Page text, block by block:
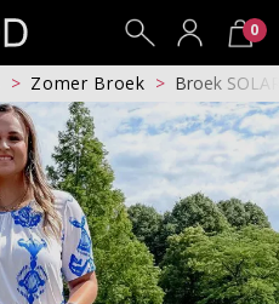
0
Zomer Broek Broek